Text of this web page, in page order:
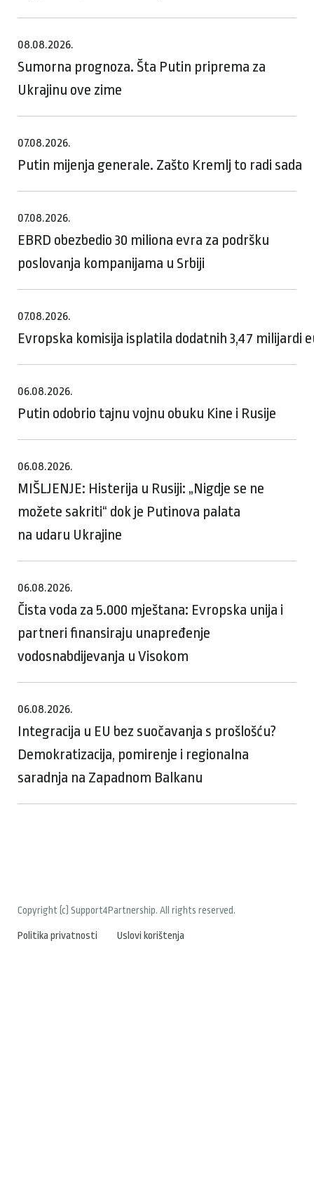
08.08.2026.
Sumorna prognoza. Šta Putin priprema za
Ukrajinu ove zime
07.08.2026.
Putin mijenja generale. Zašto Kremlj to radi sada
07.08.2026.
EBRD obezbedio 30 miliona evra za podršku
poslovanja kompanijama u Srbiji
07.08.2026.
Evropska komisija isplatila dodatnih 3,47 milijardi
06.08.2026.
Putin odobrio tajnu vojnu obuku Kine i Rusije
06.08.2026.
MIŠLJENJE: Histerija u Rusiji: „Nigdje se ne
možete sakriti“ dok je Putinova palata
na udaru Ukrajine
06.08.2026.
Čista voda za 5.000 mještana: Evropska unija i
partneri finansiraju unapređenje
vodosnabdijevanja u Visokom
06.08.2026.
Integracija u EU bez suočavanja s prošlošću?
Demokratizacija, pomirenje i regionalna
saradnja na Zapadnom Balkanu
Copyright (c) Support4Partnership. All rights reserved.
Politika privatnosti Uslovi korištenja